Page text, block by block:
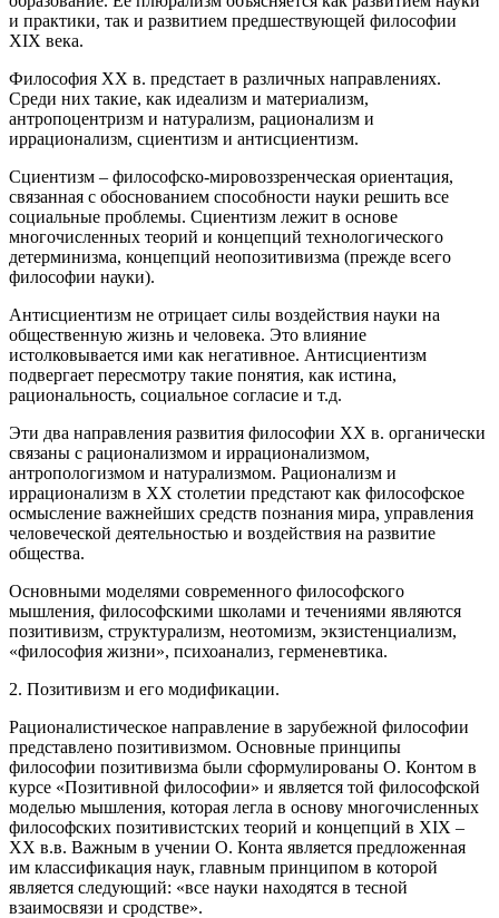
и практики, так и развитием предшествующей философии
XIX века.
Философия ХХ в. предстает в различных направлениях.
Среди них такие, как идеализм и материализм,
антропоцентризм и натурализм, рационализм и
иррационализм, сциентизм и антисциентизм.
Сциентизм – философско-мировоззренческая ориентация,
связанная с обоснованием способности науки решить все
социальные проблемы. Сциентизм лежит в основе
многочисленных теорий и концепций технологического
детерминизма, концепций неопозитивизма (прежде всего
философии науки).
Антисциентизм не отрицает силы воздействия науки на
общественную жизнь и человека. Это влияние
истолковывается ими как негативное. Антисциентизм
подвергает пересмотру такие понятия, как истина,
рациональность, социальное согласие и т.д.
Эти два направления развития философии ХХ в. органически
связаны с рационализмом и иррационализмом,
антропологизмом и натурализмом. Рационализм и
иррационализм в ХХ столетии предстают как философское
осмысление важнейших средств познания мира, управления
человеческой деятельностью и воздействия на развитие
общества.
Основными моделями современного философского
мышления, философскими школами и течениями являются
позитивизм, структурализм, неотомизм, экзистенциализм,
«философия жизни», психоанализ, герменевтика.
2. Позитивизм и его модификации.
Рационалистическое направление в зарубежной философии
представлено позитивизмом. Основные принципы
философии позитивизма были сформулированы О. Контом в
курсе «Позитивной философии» и является той философской
моделью мышления, которая легла в основу многочисленных
философских позитивистских теорий и концепций в XIX –
XX в.в. Важным в учении О. Конта является предложенная
им классификация наук, главным принципом в которой
является следующий: «все науки находятся в тесной
взаимосвязи и сродстве».